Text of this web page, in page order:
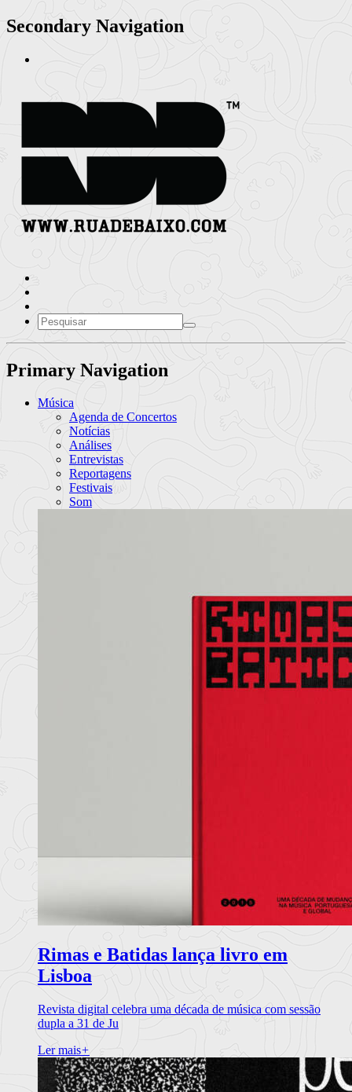
Secondary Navigation
Primary Navigation
Música
Agenda de Concertos
Notícias
Análises
Entrevistas
Reportagens
Festivais
Som
Rimas e Batidas lança livro em
Lisboa
Revista digital celebra uma década de música com sessão
dupla a 31 de Ju
Ler mais+